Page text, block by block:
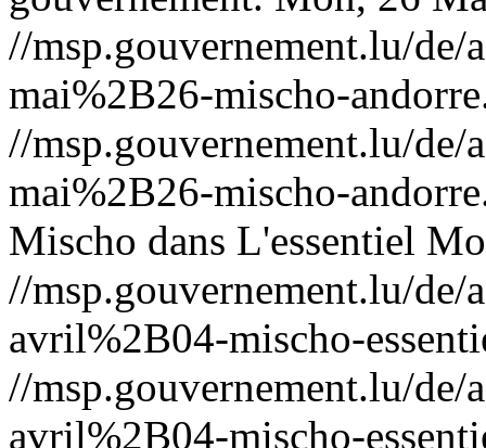
//msp.gouvernement.lu/
mai%2B26-mischo-
//msp.gouvernement.lu/
mai%2B26-mischo-
Mischo dans L'essentiel
//msp.gouvernement.lu/
avril%2B04-mischo-
//msp.gouvernement.lu/
avril%2B04-mischo-